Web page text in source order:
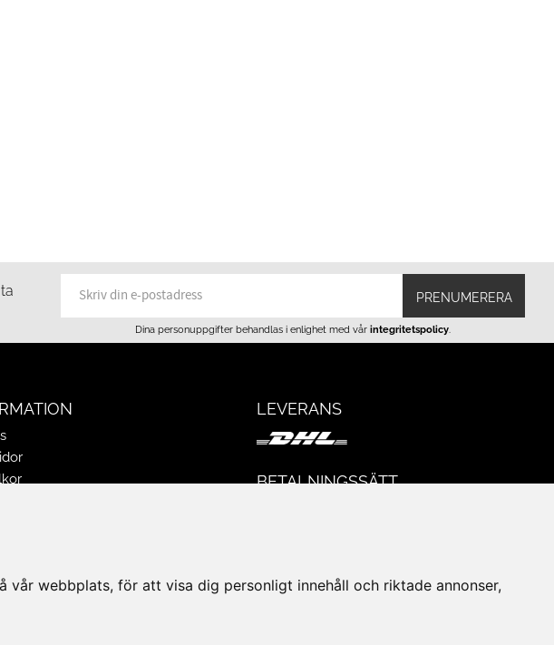
webbplats, för att visa dig personligt innehåll och riktade annonser,
PRENUMERERA
Dina personuppgifter behandlas i enlighet med vår integritetspolicy
LEVERANS
BETALNINGSSÄTT
kontanter.